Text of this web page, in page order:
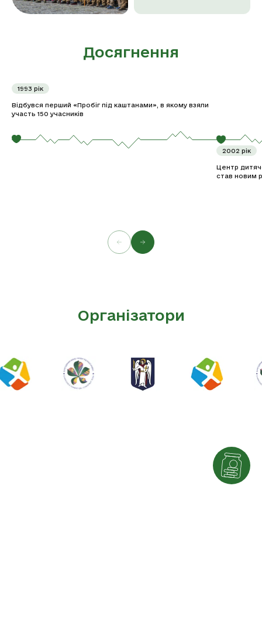
Досягнення
1993 рік
Відбувся перший «Пробіг під каштанами», в якому взяли
участь 150 учасників
2002 рік
Центр
став новим
Організатори